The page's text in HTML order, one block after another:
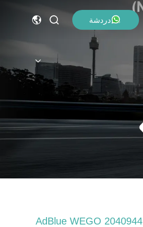
دردشة
محرك حقن AdBlue WEGO 2040944